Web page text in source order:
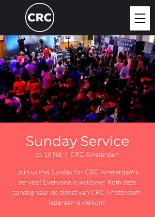
Sunday Service
zo 18 feb
  |
CRC Amsterdam
Join us this Sunday for CRC Amsterdam's
service! Everyone is welcome! Kom deze
zondag naar de dienst van CRC Amsterdam!
Iedereen is welkom!